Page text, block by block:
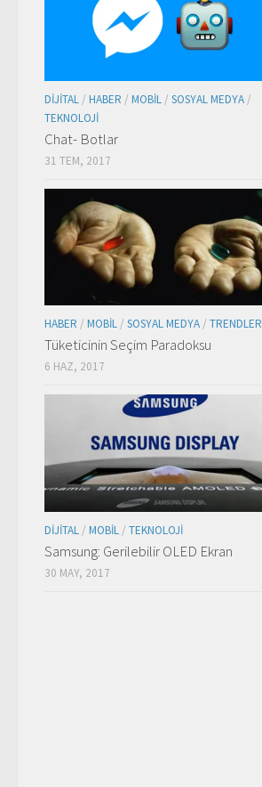
DIJITAL / HABER / MOBIL / SOSYAL MEDYA /
TEKNOLOJI
Chat- Botlar
31 TEM, 2017
HABER / MOBIL/ SOSYAL MEDYA/ TRENDLER
Tüketicinin Seçim Paradoksu
6 HAZ, 2017
DIJITAL / MOBIL / TEKNOLOJI
Samsung: Gerilebilir OLED Ekran
30 MAY, 2017